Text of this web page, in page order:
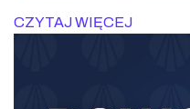
CZYTAJ WIĘCEJ